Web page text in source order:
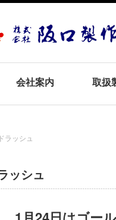
会社案内 取扱
ラッシュ
ッシュ